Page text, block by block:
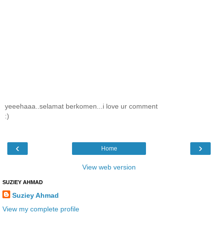
yeeehaaa..selamat berkomen...i love ur comment
:)
‹ ›
Home
View web version
SUZIEY AHMAD
Suziey Ahmad
View my complete profile